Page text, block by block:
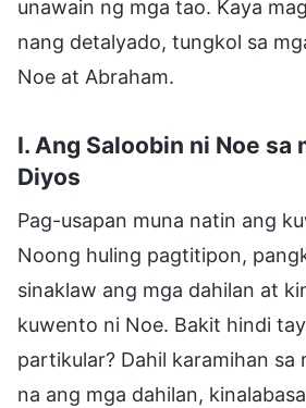
unawain ng mga tao. Kaya
nang detalyado, tungkol sa
Noe at Abraham.
I. Ang Saloobin ni Noe sa
Diyos
Pag-usapan muna natin ang
Noong huling pagtitipon,
sinaklaw ang mga dahilan at
kuwento ni Noe. Bakit hindi
partikular? Dahil karamihan sa
na ang mga dahilan,